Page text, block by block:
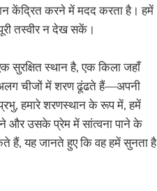
केंद्रित करने में मदद करता है। हमें
तस्वीर न देख सकें।
स्थान है, एक किला जहाँ
चीजों में शरण ढूंढते हैं—अपनी
हमारे शरणस्थान के रूप में, हमें
और उसके प्रेम में सांत्वना पाने के
यह जानते हुए कि वह हमें सुनता है